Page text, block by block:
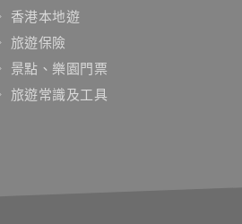
香港本地遊
旅遊保險
景點、樂園門票
旅遊常識及工具